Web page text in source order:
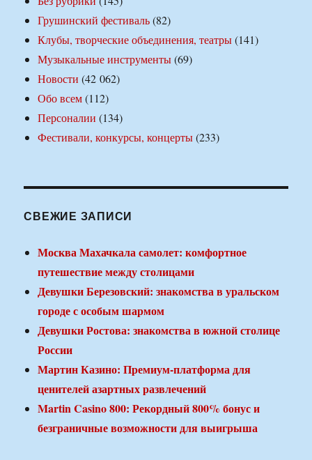
Грушинский фестиваль(82)
Клубы, творческие объединения, театры(141)
Музыкальные инструменты(69)
Новости (42 062)
Обо всем(112)
Персоналии (134)
Фестивали, конкурсы, концерты(233)
СВЕЖИЕ ЗАПИСИ
Москва Махачкала самолет: комфортное
путешествие между столицами
Девушки Березовский: знакомства в уральском
городе с особым шармом
Девушки Ростова: знакомства в южной столице
России
Мартин Казино: Премиум-платформа для
ценителей азартных развлечений
Martin Casino 800: Рекордный 800% бонус и
безграничные возможности для выигрыша